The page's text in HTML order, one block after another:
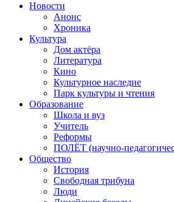
Новости
Анонс
Хроника
Культура
Дом актёра
Литература
Кино
Культурное наследие
Парк культуры и чтения
Образование
Школа и вуз
Учитель
Реформы
ПОЛЁТ (научно-
Общество
История
Свободная трибуна
Люди